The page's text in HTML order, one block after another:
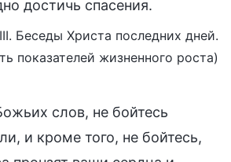
достичь спасения.
Беседы Христа последних дней.
показателей жизненного роста)
слов, не бойтесь
и кроме того, не бойтесь,